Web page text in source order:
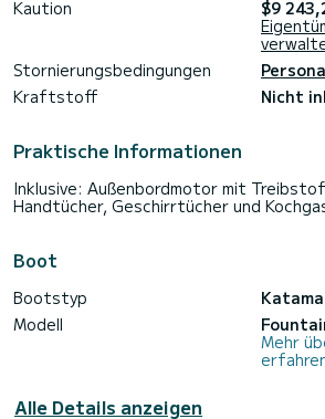
anzufordern. Wir werden uns mit
Kaution $9
Stornierungsbedingungen
Kraftstoff
Nicht
Praktische Informationen
Inklusive: Außenbordmotor mit
Handtücher, Geschirrtücher und
Boot
Bootstyp
Modell
Mehr
Alle Details anzeigen